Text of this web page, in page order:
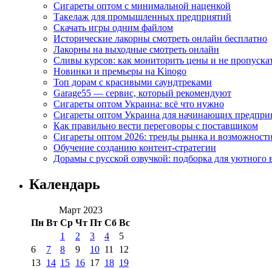
Сигареты оптом с минимальной наценкой
Такелаж для промышленных предприятий
Скачать игры одним файлом
Исторические лакорны смотреть онлайн бесплатно
Лакорны на выходные смотреть онлайн
Сливы курсов: как мониторить цены и не
Новинки и премьеры на Kinogo
Топ дорам с красивыми саундтреками
Garage55 — сервис, который рекомендуют
Сигареты оптом Украина: всё что нужно
Сигареты оптом Украина для начинающих
Как правильно вести переговоры с поставщиком
Сигареты оптом 2026: тренды рынка и возможности
Обучение созданию контент-стратегии
Дорамы с русской озвучкой: подборка для уютного
Календарь
Март 2023
Пн Вт Ср Чт Пт Сб Вс
1 2 3 4
5
6
7 8 9 10 11
12
13 14 15 16 17 18 19